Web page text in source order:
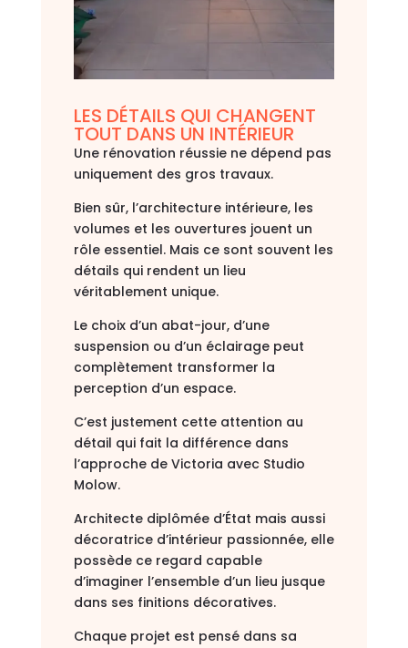
LES DÉTAILS QUI CHANGENT
TOUT DANS UN INTÉRIEUR
Une rénovation réussie ne dépend pas
uniquement des gros travaux.
Bien sûr, l’architecture intérieure, les
volumes et les ouvertures jouent un
rôle essentiel. Mais ce sont souvent les
détails qui rendent un lieu
véritablement unique.
Le choix d’un abat-jour, d’une
suspension ou d’un éclairage peut
complètement transformer la
perception d’un espace.
C’est justement cette attention au
détail qui fait la différence dans
l’approche de Victoria avec Studio
Molow.
Architecte diplômée d’État mais aussi
décoratrice d’intérieur passionnée, elle
possède ce regard capable
d’imaginer l’ensemble d’un lieu jusque
dans ses finitions décoratives.
Chaque projet est pensé dans sa